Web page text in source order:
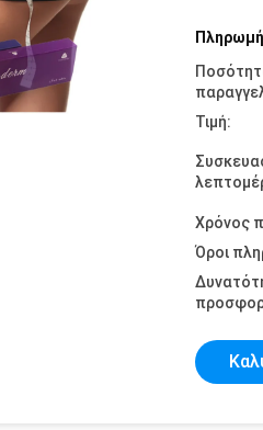
Τιμή:
Χρόνος
Όροι